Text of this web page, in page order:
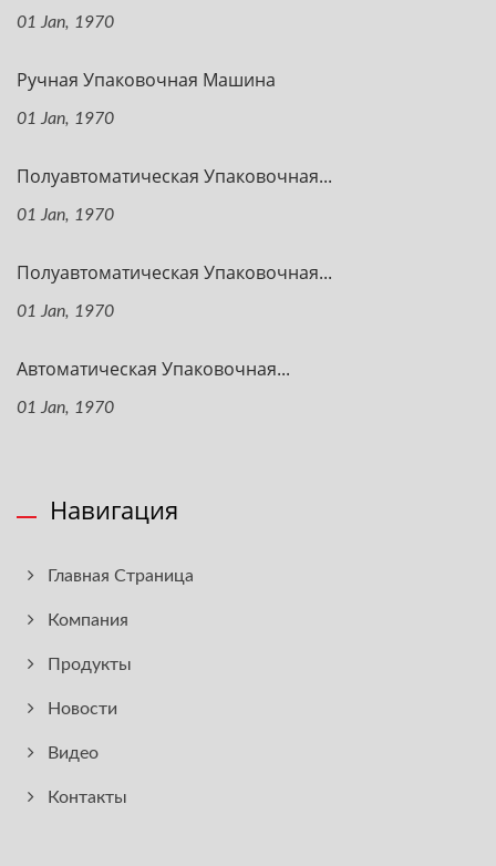
01 Jan, 1970
Ручная Упаковочная Машина
01 Jan, 1970
Полуавтоматическая Упаковочная...
01 Jan, 1970
Полуавтоматическая Упаковочная...
01 Jan, 1970
Автоматическая Упаковочная...
01 Jan, 1970
Навигация
Главная Страница
Компания
Продукты
Новости
Видео
Контакты